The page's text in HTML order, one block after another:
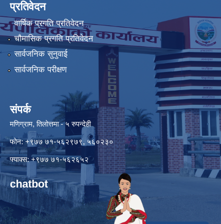
प्रतिवेदन
वार्षिक प्रगति प्रतिवेदन
चौमासिक प्रगति प्रतिवेदन
सार्वजनिक सुनुवाई
सार्वजनिक परीक्षण
संपर्क
मणिग्राम, तिलोत्तमा - ५ रुपन्देही
फोन: +९७७ ७१-५६२९७९, ५६०२३०
फ्याक्स: +९७७ ७१-५६२६५२
chatbot